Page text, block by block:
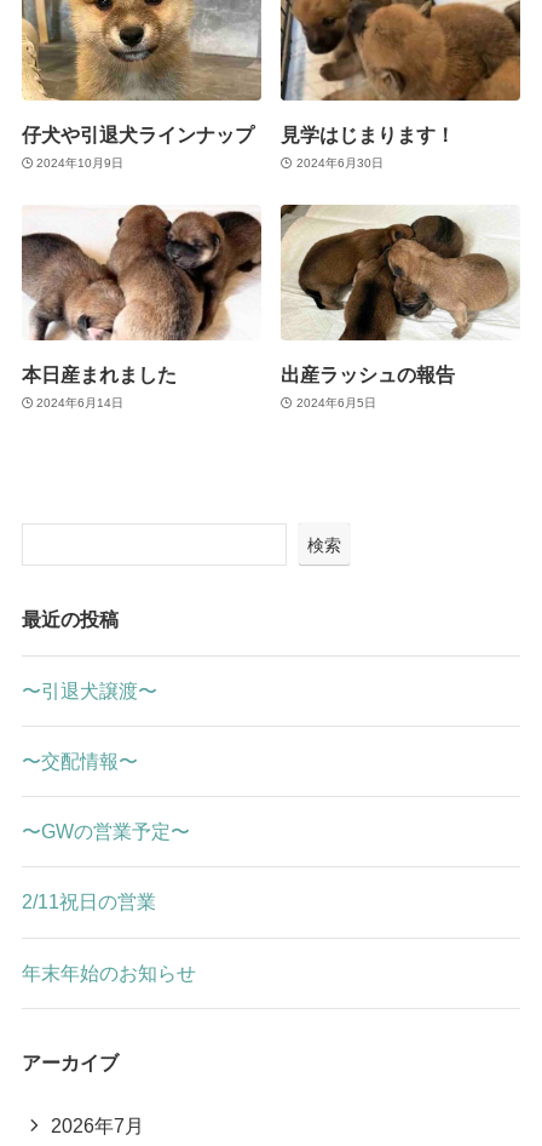
仔犬や引退犬ラインナップ
2024年10月9日
見学はじまります！
2024年6月30日
本日産まれました
2024年6月14日
出産ラッシュの報告
2024年6月5日
検索
最近の投稿
〜引退犬譲渡〜
〜交配情報〜
〜GWの営業予定〜
2/11祝日の営業
年末年始のお知らせ
アーカイブ
2026年7月